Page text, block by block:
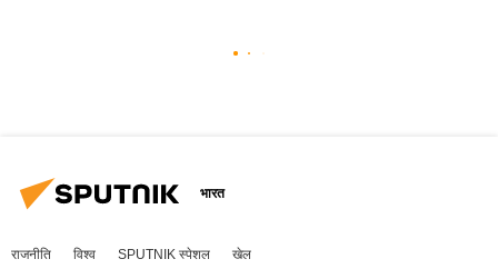
भारत
राजनीति विश्व SPUTNIK स्पेशल खेल